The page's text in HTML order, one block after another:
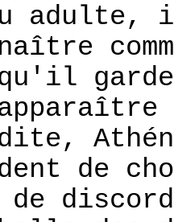
de
de